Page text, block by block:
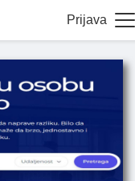
Prijava